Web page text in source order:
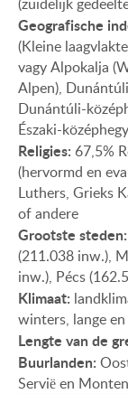
Geografische
(Kleine
vagy Alpokalja
Alpen),
Dunántúli-
Északi-
Religies: 67,5%
(hervormd en
Luthers, Grieks
of andere
Grootste steden:
(211.038 inw.),
inw.), Pécs
Klimaat:
winters, lange
Lengte van de
Buurlanden:
Servië en